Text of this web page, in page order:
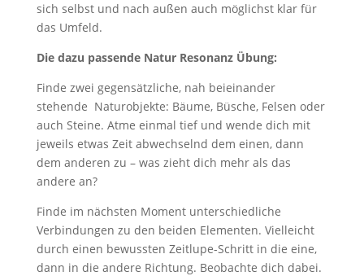
sich selbst und nach außen auch möglichst klar für
das Umfeld.
Die dazu passende Natur Resonanz Übung:
Finde zwei gegensätzliche, nah beieinander
stehende Naturobjekte: Bäume, Büsche, Felsen oder
auch Steine. Atme einmal tief und wende dich mit
jeweils etwas Zeit abwechselnd dem einen, dann
dem anderen zu – was zieht dich mehr als das
andere an?
Finde im nächsten Moment unterschiedliche
Verbindungen zu den beiden Elementen. Vielleicht
durch einen bewussten Zeitlupe-Schritt in die eine,
dann in die andere Richtung. Beobachte dich dabei.